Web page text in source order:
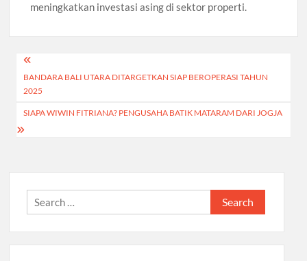
meningkatkan investasi asing di sektor properti.
Post
navigation
BANDARA BALI UTARA DITARGETKAN SIAP BEROPERASI TAHUN
2025
SIAPA WIWIN FITRIANA? PENGUSAHA BATIK MATARAM DARI JOGJA
Search
for: